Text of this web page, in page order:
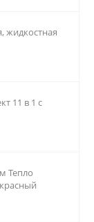
жидкостная
11 в 1 с
Тепло